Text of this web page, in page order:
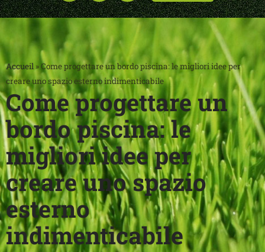
Accueil »Come progettare un bordo piscina: le migliori idee per
creare uno spazio esterno indimenticabile
Come progettare un
bordo piscina: le
migliori idee per
creare uno spazio
esterno
indimenticabile